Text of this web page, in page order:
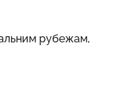
рубежам,